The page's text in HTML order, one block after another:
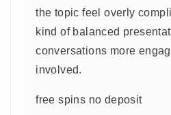
the topic feel overly
kind of balanced
conversations more
involved.
free spins no deposit